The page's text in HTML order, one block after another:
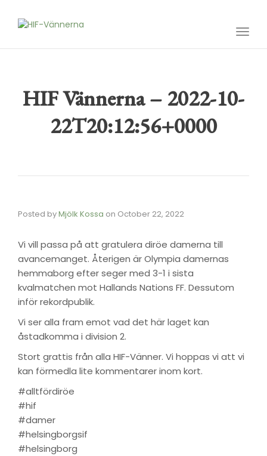
HIF Vännerna – 2022-10-
22T20:12:56+0000
Posted byMjölk Kossa on October 22, 2022
Vi vill passa på att gratulera diröe damerna till
avancemanget. Återigen är Olympia damernas
hemmaborg efter seger med 3-1 i sista
kvalmatchen mot Hallands Nations FF. Dessutom
inför rekordpublik.
Vi ser alla fram emot vad det här laget kan
åstadkomma i division 2.
Stort grattis från alla HIF-Vänner. Vi hoppas vi att vi
kan förmedla lite kommentarer inom kort.
#alltfördiröe
#hif
#damer
#helsingborgsif
#helsingborg